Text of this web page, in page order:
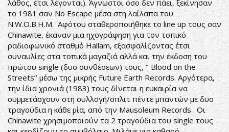
λάθος, έτσι λέγονται). Άγνωστοι όσο δεν πάει, ξεκίνησαν
το 1981 σαν No Escape μέσα στη λαίλαπα του
N.W.O.B.H.M. Αφότου σταθεροποιήθηκε το line up τους σαν
Chinawite, έκαναν μια ηχογράφηση για τον τοπικό
ραδιοφωνικό σταθμό Hallam, εξασφαλίζοντας έτσι
συναυλίες στα τοπικά μαγαζιά αλλά και την έκδοση του
πρώτου single (δυο συνθέσεων) τους, ‘’ Blood on the
Streets’’ μέσω της μικρής Future Earth Records. Αργότερα,
την ίδια χρονιά (1983) τους δίνεται η ευκαιρία να
συμμετάσχουν στη συλλογή/σπλιτ πέντε μπαντών με δυο
τραγούδια η κάθε μία, από την Mausoleum Records . Οι
Chinawite χρησιμοποιούν τα 2 τραγούδια του single τους